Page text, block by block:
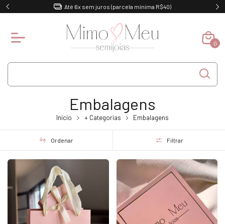
Até 6x sem juros (parcela mínima R$40)
0
Embalagens
Início + Categorias Embalagens
Ordenar Filtrar